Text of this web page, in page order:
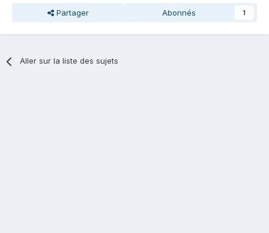
Partager Abonnés 1
Aller sur la liste des sujets